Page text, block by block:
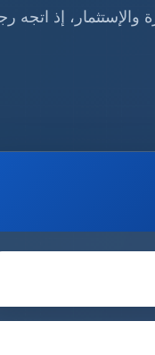
إذ اتجه